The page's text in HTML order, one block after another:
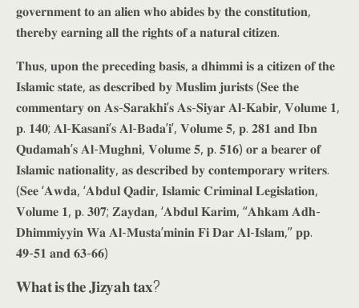
𝐠𝐨𝐯𝐞𝐫𝐧𝐦𝐞𝐧𝐭 𝐭𝐨 𝐚𝐧 𝐚𝐥𝐢𝐞𝐧 𝐰𝐡𝐨 𝐚𝐛𝐢𝐝𝐞𝐬 𝐛𝐲 𝐭𝐡𝐞 𝐜𝐨𝐧𝐬𝐭𝐢𝐭𝐮𝐭𝐢𝐨𝐧,
𝐭𝐡𝐞𝐫𝐞𝐛𝐲 𝐞𝐚𝐫𝐧𝐢𝐧𝐠 𝐚𝐥𝐥 𝐭𝐡𝐞 𝐫𝐢𝐠𝐡𝐭𝐬 𝐨𝐟 𝐚 𝐧𝐚𝐭𝐮𝐫𝐚𝐥 𝐜𝐢𝐭𝐢𝐳𝐞𝐧.
𝐓𝐡𝐮𝐬, 𝐮𝐩𝐨𝐧 𝐭𝐡𝐞 𝐩𝐫𝐞𝐜𝐞𝐝𝐢𝐧𝐠 𝐛𝐚𝐬𝐢𝐬, 𝐚 𝐝𝐡𝐢𝐦𝐦𝐢 𝐢𝐬 𝐚 𝐜𝐢𝐭𝐢𝐳𝐞𝐧 𝐨𝐟 𝐭𝐡𝐞
𝐈𝐬𝐥𝐚𝐦𝐢𝐜 𝐬𝐭𝐚𝐭𝐞, 𝐚𝐬 𝐝𝐞𝐬𝐜𝐫𝐢𝐛𝐞𝐝 𝐛𝐲 𝐌𝐮𝐬𝐥𝐢𝐦 𝐣𝐮𝐫𝐢𝐬𝐭𝐬 (𝐒𝐞𝐞 𝐭𝐡𝐞
𝐜𝐨𝐦𝐦𝐞𝐧𝐭𝐚𝐫𝐲 𝐨𝐧 𝐀𝐬-𝐒𝐚𝐫𝐚𝐤𝐡𝐢’𝐬 𝐀𝐬-𝐒𝐢𝐲𝐚𝐫 𝐀𝐥-𝐊𝐚𝐛𝐢𝐫, 𝐕𝐨𝐥𝐮𝐦𝐞 𝟏,
𝐩. 𝟏𝟒𝟎; 𝐀𝐥-𝐊𝐚𝐬𝐚𝐧𝐢’𝐬 𝐀𝐥-𝐁𝐚𝐝𝐚’𝐢’, 𝐕𝐨𝐥𝐮𝐦𝐞 𝟓, 𝐩. 𝟐𝟖𝟏 𝐚𝐧𝐝 𝐈𝐛𝐧
𝐐𝐮𝐝𝐚𝐦𝐚𝐡’𝐬 𝐀𝐥-𝐌𝐮𝐠𝐡𝐧𝐢, 𝐕𝐨𝐥𝐮𝐦𝐞 𝟓, 𝐩. 𝟓𝟏𝟔) 𝐨𝐫 𝐚 𝐛𝐞𝐚𝐫𝐞𝐫 𝐨𝐟
𝐈𝐬𝐥𝐚𝐦𝐢𝐜 𝐧𝐚𝐭𝐢𝐨𝐧𝐚𝐥𝐢𝐭𝐲, 𝐚𝐬 𝐝𝐞𝐬𝐜𝐫𝐢𝐛𝐞𝐝 𝐛𝐲 𝐜𝐨𝐧𝐭𝐞𝐦𝐩𝐨𝐫𝐚𝐫𝐲 𝐰𝐫𝐢𝐭𝐞𝐫𝐬.
(𝐒𝐞𝐞 ‘𝐀𝐰𝐝𝐚, ‘𝐀𝐛𝐝𝐮𝐥 𝐐𝐚𝐝𝐢𝐫, 𝐈𝐬𝐥𝐚𝐦𝐢𝐜 𝐂𝐫𝐢𝐦𝐢𝐧𝐚𝐥 𝐋𝐞𝐠𝐢𝐬𝐥𝐚𝐭𝐢𝐨𝐧,
𝐕𝐨𝐥𝐮𝐦𝐞 𝟏, 𝐩. 𝟑𝟎𝟕; 𝐙𝐚𝐲𝐝𝐚𝐧, ‘𝐀𝐛𝐝𝐮𝐥 𝐊𝐚𝐫𝐢𝐦, “𝐀𝐡𝐤𝐚𝐦 𝐀𝐝𝐡-
𝐃𝐡𝐢𝐦𝐦𝐢𝐲𝐲𝐢𝐧 𝐖𝐚 𝐀𝐥-𝐌𝐮𝐬𝐭𝐚’𝐦𝐢𝐧𝐢𝐧 𝐅𝐢 𝐃𝐚𝐫 𝐀𝐥-𝐈𝐬𝐥𝐚𝐦,” 𝐩𝐩.
𝟒𝟗-𝟓𝟏 𝐚𝐧𝐝 𝟔𝟑-𝟔𝟔)
𝐖𝐡𝐚𝐭 𝐢𝐬 𝐭𝐡𝐞 𝐉𝐢𝐳𝐲𝐚𝐡 𝐭𝐚𝐱?